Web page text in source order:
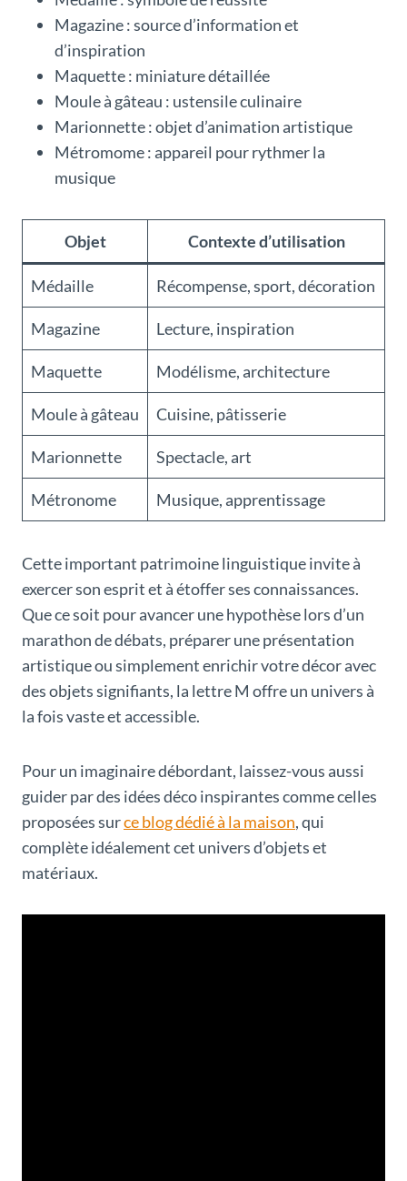
Magazine : source d’information et
d’inspiration
Maquette : miniature détaillée
Moule à gâteau : ustensile culinaire
Marionnette : objet d’animation artistique
Métromome : appareil pour rythmer la
musique
Objet Contexte d’utilisation
Médaille Récompense, sport, décoration
Magazine Lecture, inspiration
Maquette Modélisme, architecture
Moule à gâteau Cuisine, pâtisserie
Marionnette Spectacle, art
Métronome Musique, apprentissage
Cette important patrimoine linguistique invite à
exercer son esprit et à étoffer ses connaissances.
Que ce soit pour avancer une hypothèse lors d’un
marathon de débats, préparer une présentation
artistique ou simplement enrichir votre décor avec
des objets signifiants, la lettre M offre un univers à
la fois vaste et accessible.
Pour un imaginaire débordant, laissez-vous aussi
guider par des idées déco inspirantes comme celles
proposées surce blog dédié à la maison, qui
complète idéalement cet univers d’objets et
matériaux.